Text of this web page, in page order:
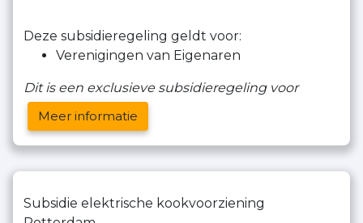
Deze subsidieregeling geldt voor:
Verenigingen van Eigenaren
Dit is een exclusieve subsidieregeling voor
Meer informatie
Subsidie elektrische kookvoorziening